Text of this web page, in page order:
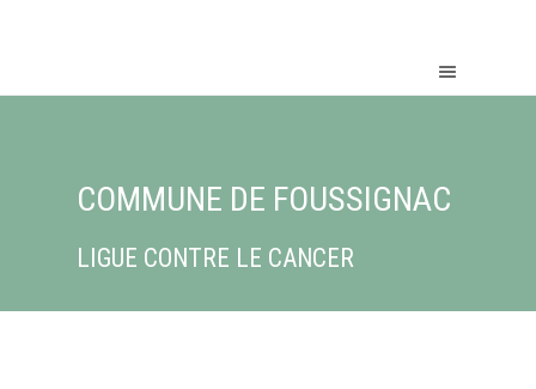
COMMUNE DE FOUSSIGNAC
LIGUE CONTRE LE CANCER